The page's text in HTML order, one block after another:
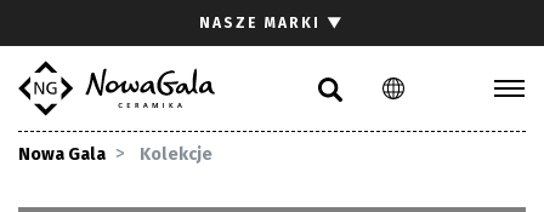
PL EN
NASZE MARKI ▼
Nowa Gala Kolekcje